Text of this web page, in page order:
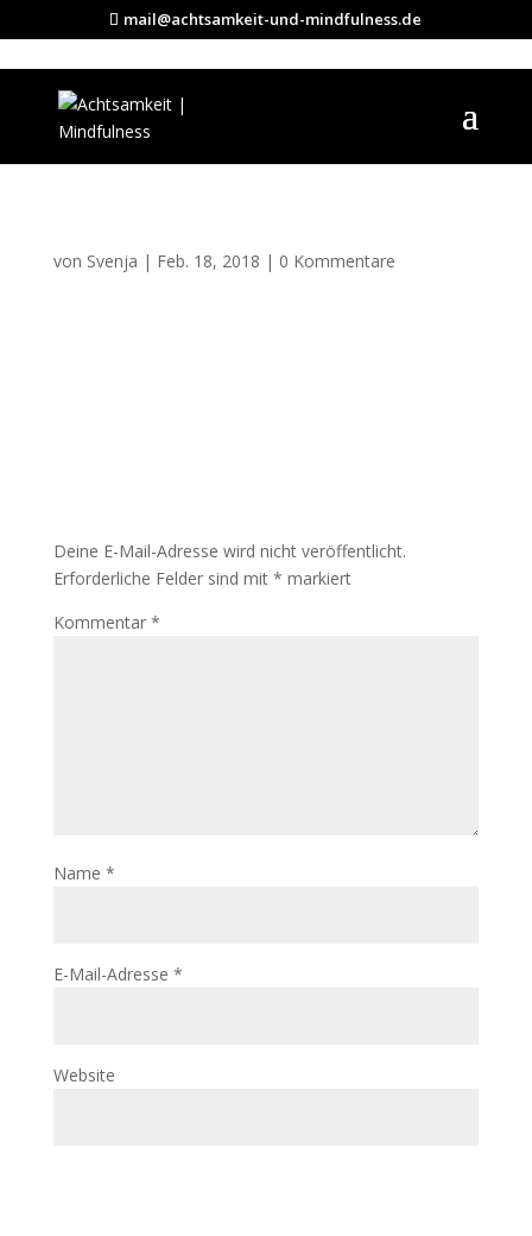
mail@achtsamkeit-und-mindfulness.de
ehsxbbcjr9a-david-
von Svenja | Feb. 18, 2018 | 0 Kommentare
Deine E-Mail-Adresse wird nicht veröffentlicht.
Erforderliche Felder sind mit * markiert
Kommentar *
Name *
E-Mail-Adresse *
Website